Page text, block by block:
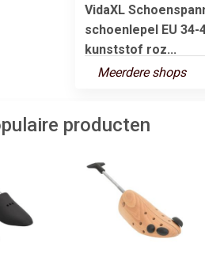
VidaXL
schoenlepel EU 34-
kunststof roz...
Meerdere shops
producten